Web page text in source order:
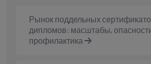
Рынок поддельных
дипломов: масштабы,
профилактика